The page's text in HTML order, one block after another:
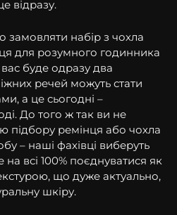
відразу.
набір з чохла
для розумного годинника
буде одразу два
речей можуть стати
а це сьогодні –
До того ж так ви не
підбору ремінця або чохла
– наші фахівці виберуть
на всі 100% поєднуватися як
що дуже актуально,
шкіру.